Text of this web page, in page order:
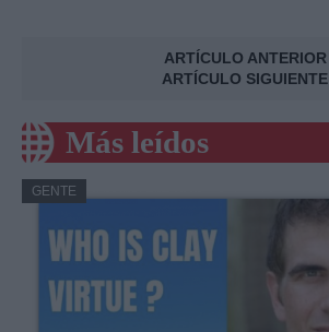
ARTÍCULO ANTERIOR
ARTÍCULO SIGUIENTE
Más leídos
GENTE